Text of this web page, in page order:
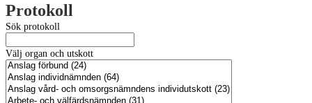
Protokoll
Sök protokoll
Välj organ och utskott